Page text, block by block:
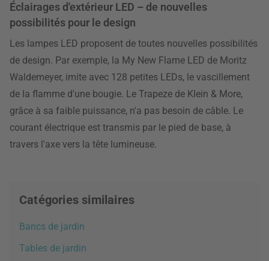
Éclairages d'extérieur LED – de nouvelles
possibilités pour le design
Les lampes LED proposent de toutes nouvelles possibilités
de design. Par exemple, la My New Flame LED de Moritz
Waldemeyer, imite avec 128 petites LEDs, le vascillement
de la flamme d'une bougie. Le Trapeze de Klein & More,
grâce à sa faible puissance, n'a pas besoin de câble. Le
courant électrique est transmis par le pied de base, à
travers l'axe vers la tête lumineuse.
Catégories similaires
Bancs de jardin
Tables de jardin